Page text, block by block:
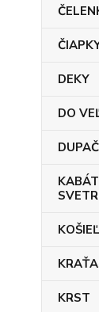
DEKY
DO
KRST